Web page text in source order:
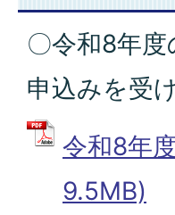
〇令和8年
申込みを受
令和8年
9.5MB)